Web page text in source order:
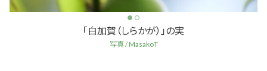
「白加賀（しらかが）」の実
写真 / MasakoT